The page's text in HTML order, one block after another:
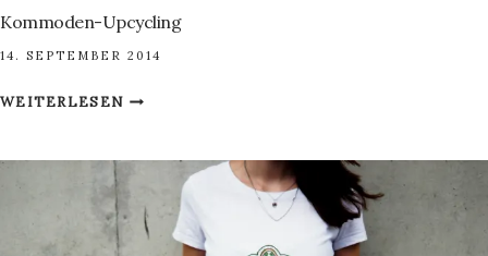
Kommoden-Upcycling
14. SEPTEMBER 2014
WEITERLESENKOMMODEN-